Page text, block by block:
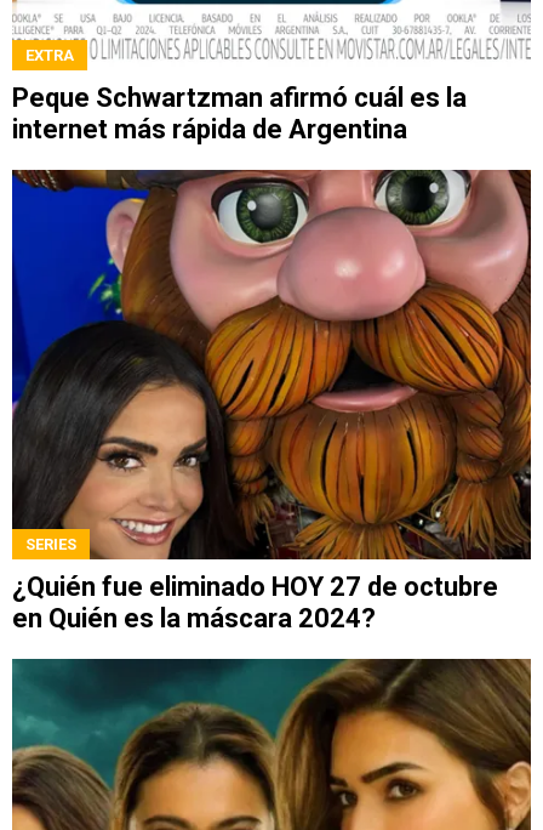
EXTRA
Peque Schwartzman afirmó cuál es la
internet más rápida de Argentina
SERIES
¿Quién fue eliminado HOY 27 de octubre
en Quién es la máscara 2024?